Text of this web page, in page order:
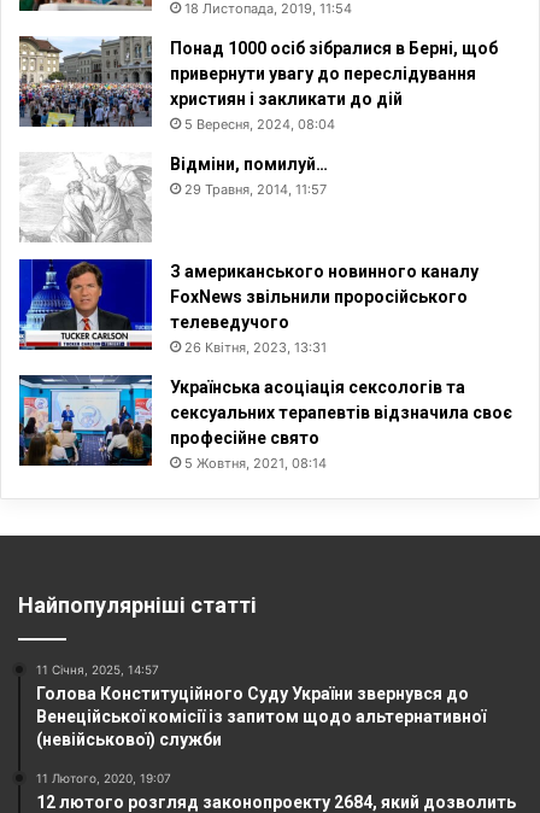
18 Листопада, 2019, 11:54
Понад 1000 осіб зібралися в Берні, щоб
привернути увагу до переслідування
християн і закликати до дій
5 Вересня, 2024, 08:04
Відміни, помилуй…
29 Травня, 2014, 11:57
З американського новинного каналу
FoxNews звільнили проросійського
телеведучого
26 Квітня, 2023, 13:31
Українська асоціація сексологів та
сексуальних терапевтів відзначила своє
професійне свято
5 Жовтня, 2021, 08:14
Найпопулярніші статті
11 Січня, 2025, 14:57
Голова Конституційного Суду України звернувся до
Венеційської комісії із запитом щодо альтернативної
(невійськової) служби
11 Лютого, 2020, 19:07
12 лютого розгляд законопроекту 2684, який дозволить